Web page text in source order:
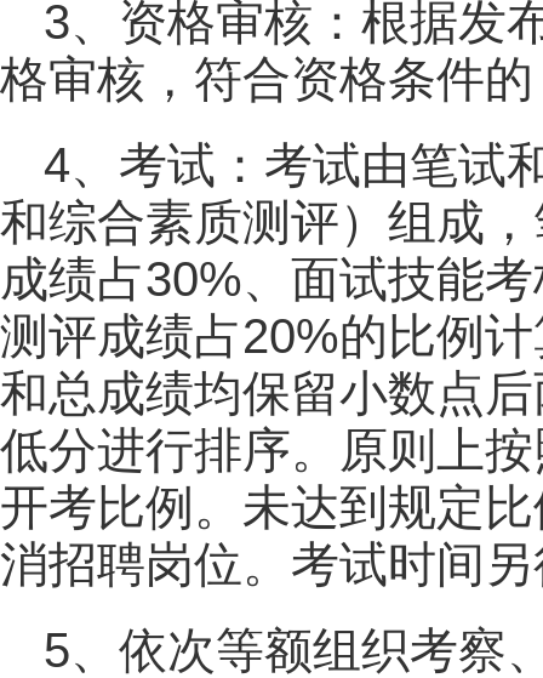
3、资格审核：根据发
格审核，符合资格条件
4、考试：考试由笔试
和综合素质测评）组成
成绩占30%、面试技能
测评成绩占20%的比例
和总成绩均保留小数点
低分进行排序。原则上
开考比例。未达到规定
消招聘岗位。考试时间
5、依次等额组织考察